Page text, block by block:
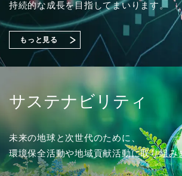
2026年07月31日 経営・財務
2027年３月期 第１四半期決算概況
2026年07月31日
2027年３月期 第１四半期決算短信〔日
2026年07月29日 経営・財務
グ」を追加しました。
2026年02月18日 ソリューション
「OTセキュリティコンサルティング」
2025年10月20日 ソリューション
「さくらケーシーエスASMサービス」
た。
2025年度 新卒採用 応募受付を開始
2023年03月01日 採用情報
2024年度 新卒採用 応募受付を開始
2022年03月01日 採用情報
2023年度 新卒採用 応募受付を開始
ISR社主催セミナー『迫る、経済産業省
ーン強化に向けたセキュリティ対策評
始める課題の可視化と対策準備』出展
2026年07月01日
富士通株式会社主催イベント「Fujitsu
出展のご案内
持続的な成長を目指してまいります。
もっと見る
サステナビリティ
未来の地球と次世代のために、
環境保全活動や地域貢献活動に取り組み